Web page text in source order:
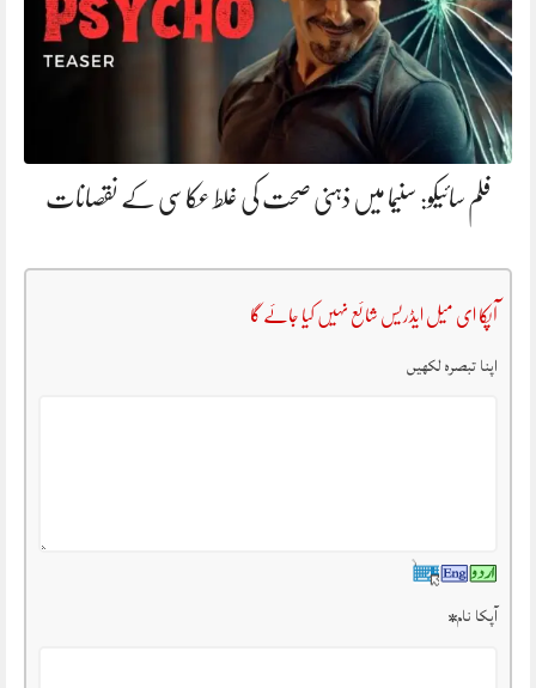
فلم سائیکو: سنیما میں ذہنی صحت کی غلط عکاسی کے نقصانات
آپکا ای میل ایڈریس شائع نہیں کیا جائے گا
اپنا تبصرہ لکھیں
آپکا نام*